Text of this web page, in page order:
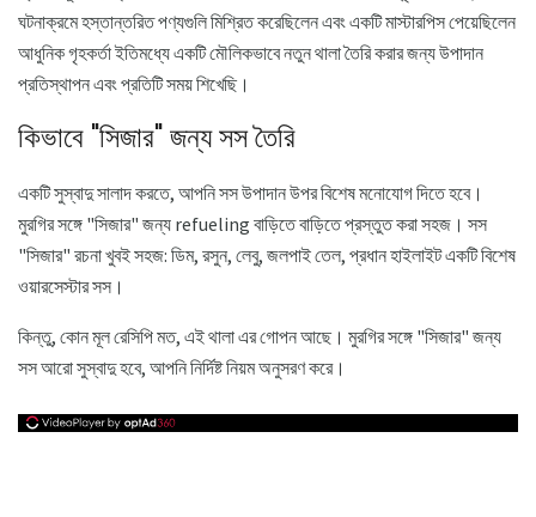
ঘটনাক্রমে হস্তান্তরিত পণ্যগুলি মিশ্রিত করেছিলেন এবং একটি মাস্টারপিস পেয়েছিলেন
আধুনিক গৃহকর্তা ইতিমধ্যে একটি মৌলিকভাবে নতুন থালা তৈরি করার জন্য উপাদান
প্রতিস্থাপন এবং প্রতিটি সময় শিখেছি।
কিভাবে "সিজার" জন্য সস তৈরি
একটি সুস্বাদু সালাদ করতে, আপনি সস উপাদান উপর বিশেষ মনোযোগ দিতে হবে।
মুরগির সঙ্গে "সিজার" জন্য refueling বাড়িতে বাড়িতে প্রস্তুত করা সহজ। সস
"সিজার" রচনা খুবই সহজ: ডিম, রসুন, লেবু, জলপাই তেল, প্রধান হাইলাইট একটি বিশেষ
ওয়ারসেস্টার সস।
কিন্তু, কোন মূল রেসিপি মত, এই থালা এর গোপন আছে। মুরগির সঙ্গে "সিজার" জন্য
সস আরো সুস্বাদু হবে, আপনি নির্দিষ্ট নিয়ম অনুসরণ করে।